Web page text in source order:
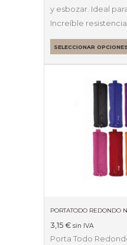
y esbozar. Ideal
Increíble resistencia…
SELECCIONAR OPCIONES
PORTATODO REDONDO
3,15 € sin IVA
Porta Todo